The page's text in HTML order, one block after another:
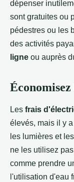
dépenser
sont gratuites ou
pédestres ou les
des activités
ligne ou auprès
Les frais
élevés, mais il y
les lumières et
ne les utilisez
comme prendre
l'utilisation d'eau